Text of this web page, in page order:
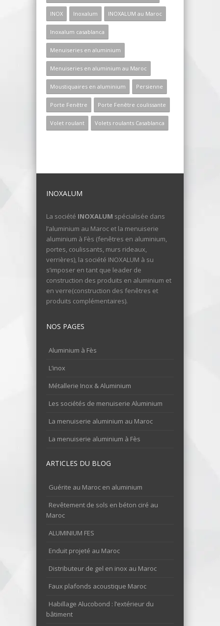
INOX Inoxalum INOXALUM au Maroc
Inoxalum casablanca
Menuiseries en aluminium
Menuiseries en aluminium au Maroc
Moustiquaires en aluminium Persienne
Porte Fenêtre Porte Fenêtre coulissante
Volet roulant Volets roulants Casablanca
INOXALUM
La société INOXALUM spécialisée dans
l’aluminium au Maroc et la menuiserie
aluminium à Fès (fenêtres en aluminium,
portes, coulissants, murs rideaux,
verrières), la société INOXALUM à su
s’imposer en tant que leader de
construction des produits en aluminium et
en verre(construction des fenêtres et
produits complémentaires).
NOS PAGES
Aluminium à Fès
L’inox
Métallerie Inox & Aluminium
Les sociétés de menuiserie Aluminium
La menuiserie aluminium au Maroc
La menuiserie aluminium à Fès
ARTICLES DU BLOG
Guérite au Maroc en aluminium
Revêtement de sols en béton ciré au
Maroc
ALUMINIUM FES
Enduit projeté au Maroc
Distributeur de gel en inox au Maroc
Faux plafonds acoustique Maroc
Habillage Alucobond : l’extérieur du
bâtiment